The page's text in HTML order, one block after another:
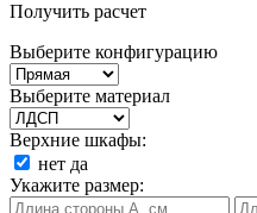
Получить расчет
Выберите конфигурацию
Выберите материал
Верхние шкафы:
нет да
Укажите размер: